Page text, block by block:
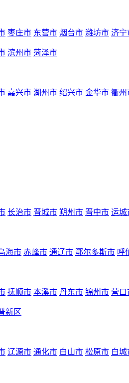
枣庄市 东营市 烟台市 潍坊市 济宁
滨州市 菏泽市
嘉兴市 湖州市 绍兴市 金华市 衢州
长治市 晋城市 朔州市 晋中市 运城
海市 赤峰市 通辽市 鄂尔多斯市 呼
抚顺市 本溪市 丹东市 锦州市 营口
新区
辽源市 通化市 白山市 松原市 白城